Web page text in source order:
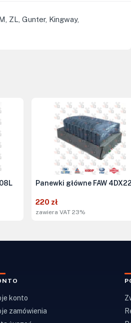
ZL, Gunter, Kingway,
Panewki główne FAW 4DX22
220 zł
zawiera VAT 23%
konto
zamówienia